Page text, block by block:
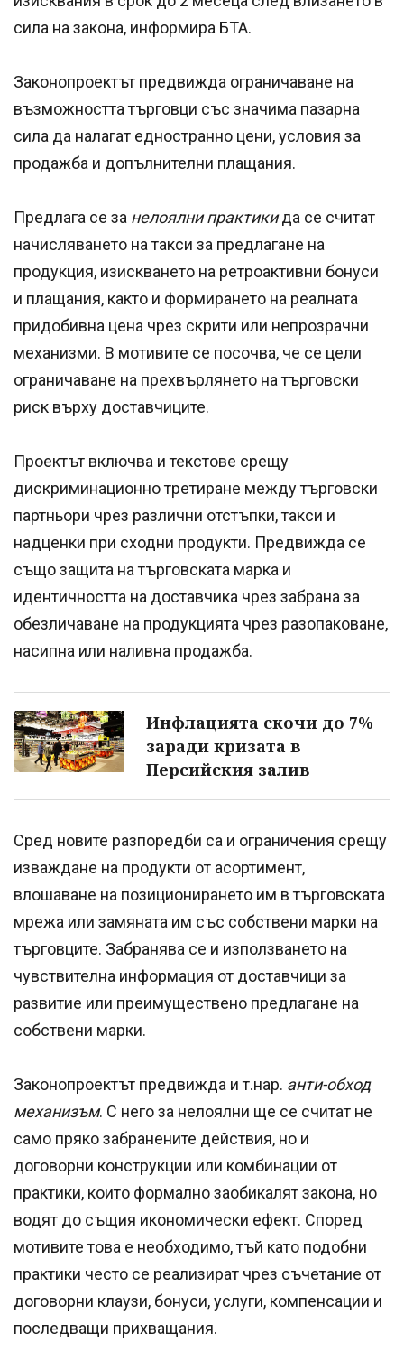
сила на закона, информира БТА.
Законопроектът предвижда ограничаване на
възможността търговци със значима пазарна
сила да налагат едностранно цени, условия за
продажба и допълнителни плащания.
Предлага се за нелоялни практикида се считат
начисляването на такси за предлагане на
продукция, изискването на ретроактивни бонуси
и плащания, както и формирането на реалната
придобивна цена чрез скрити или непрозрачни
механизми. В мотивите се посочва, че се цели
ограничаване на прехвърлянето на търговски
риск върху доставчиците.
Проектът включва и текстове срещу
дискриминационно третиране между търговски
партньори чрез различни отстъпки, такси и
надценки при сходни продукти. Предвижда се
също защита на търговската марка и
идентичността на доставчика чрез забрана за
обезличаване на продукцията чрез разопаковане,
насипна или наливна продажба.
Инфлацията скочи до 7%
заради кризата в
Персийския залив
Сред новите разпоредби са и ограничения срещу
изваждане на продукти от асортимент,
влошаване на позиционирането им в търговската
мрежа или замяната им със собствени марки на
търговците. Забранява се и използването на
чувствителна информация от доставчици за
развитие или преимуществено предлагане на
собствени марки.
Законопроектът предвижда и т.нар. анти-обход
механизъм. С него за нелоялни ще се считат не
само пряко забранените действия, но и
договорни конструкции или комбинации от
практики, които формално заобикалят закона, но
водят до същия икономически ефект. Според
мотивите това е необходимо, тъй като подобни
практики често се реализират чрез съчетание от
договорни клаузи, бонуси, услуги, компенсации и
последващи прихващания.